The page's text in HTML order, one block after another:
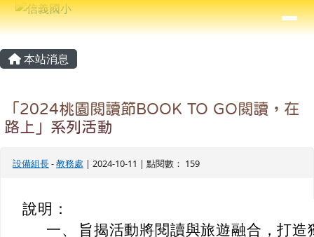
跳至主內容區
信義國小
⏸
導覽列
主內容區域
本站消息
「2024桃園閱讀節BOOK TO GO閱讀，在
路上」系列活動
設備組長-教務處 | 2024-10-11 | 點閱數： 159
說明：
一、
旨揭活動將閱讀與旅遊融合，打
頁尾區域